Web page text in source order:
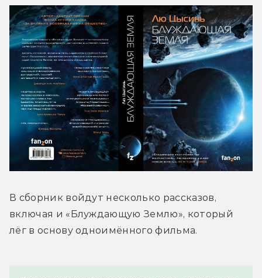
В сборник войдут несколько рассказов,
включая и «Блуждающую Землю», который
лёг в основу одноимённого фильма.